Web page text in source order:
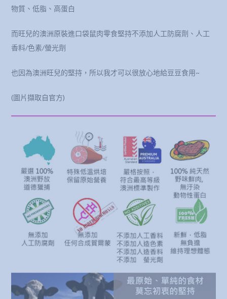
物質、低脂、高蛋白
而旺兒的澳洲原裝進口袋鼠肉零食堅持不添加人工防腐劑、人工
香料/色素/螢光劑
也因為澳洲旺兒的堅持，所以我才可以很放心地給豆豆食用~
(圖片擷取自官方)